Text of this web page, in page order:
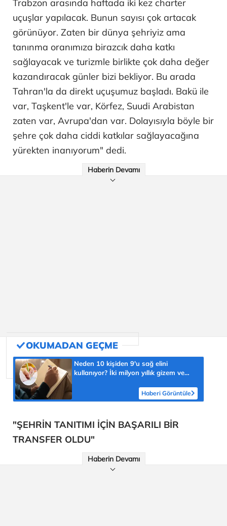
Trabzon arasında haftada iki kez charter
uçuşlar yapılacak. Bunun sayısı çok artacak
görünüyor. Zaten bir dünya şehriyiz ama
tanınma oranımıza birazcık daha katkı
sağlayacak ve turizmle birlikte çok daha değer
kazandıracak günler bizi bekliyor. Bu arada
Tahran'la da direkt uçuşumuz başladı. Bakü ile
var, Taşkent'le var, Körfez, Suudi Arabistan
zaten var, Avrupa'dan var. Dolayısıyla böyle bir
şehre çok daha ciddi katkılar sağlayacağına
yürekten inanıyorum" dedi.
Haberin Devamı
Neden 10 kişiden 9'u sağ elini
kullanıyor? İki milyon yıllık gizem ve
Haberi Görüntüle
"ŞEHRİN TANITIMI İÇİN BAŞARILI BİR
TRANSFER OLDU"
Haberin Devamı